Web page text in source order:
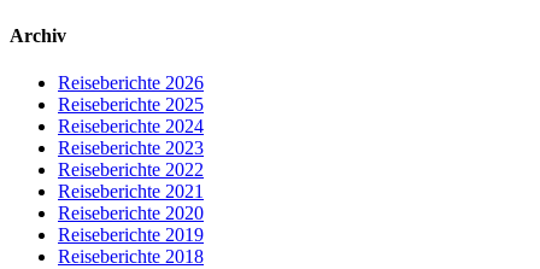
Archiv
Reiseberichte 2026
Reiseberichte 2025
Reiseberichte 2024
Reiseberichte 2023
Reiseberichte 2022
Reiseberichte 2021
Reiseberichte 2020
Reiseberichte 2019
Reiseberichte 2018